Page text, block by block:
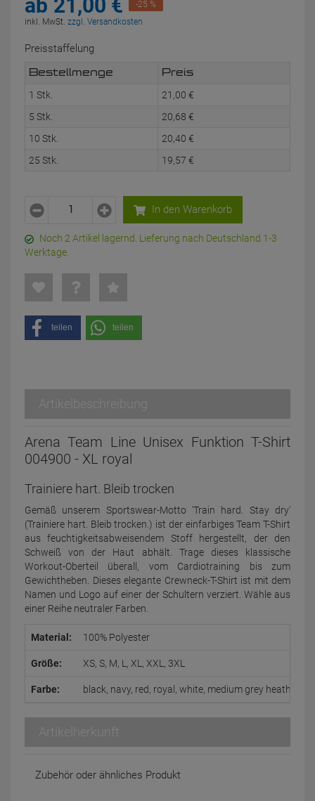
ab 21,00 €
-25 %
inkl. MwSt. zzgl. Versandkosten
Preisstaffelung
Bestellmenge Preis
1 Stk. 21, 00 €
5 Stk.
20, 68 €
10 Stk.
20, 40 €
25 Stk.
19, 57 €
In den Warenkorb
Noch 2 Artikel lagernd. Lieferung nach Deutschland 1-3
Werktage.
teilen teilen
Artikelbeschreibung
Arena Team Line Unisex Funktion T-Shirt
004900 - XL royal
Trainiere hart. Bleib trocken
Gemäß unserem Sportswear-Motto 'Train hard. Stay dry'
(Trainiere hart. Bleib trocken.) ist der einfarbiges Team T-Shirt
aus feuchtigkeitsabweisendem Stoff hergestellt, der den
Schweiß von der Haut abhält. Trage dieses klassische
Workout-Oberteil überall, vom Cardiotraining bis zum
Gewichtheben. Dieses elegante Crewneck-T-Shirt ist mit dem
Namen und Logo auf einer der Schultern verziert. Wähle aus
einer Reihe neutraler Farben.
Material: 100% Polyester
Größe: XS, S, M, L, XL, XXL, 3XL
Farbe: black, navy, red, royal, white, medium grey heather
Artikelherkunft
Zubehör oder ähnliches Produkt